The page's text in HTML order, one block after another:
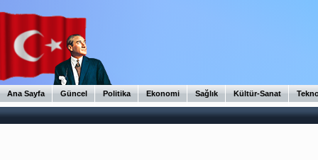
Ana Sayfa Güncel Politika Ekonomi Sağlık Kültür-Sanat